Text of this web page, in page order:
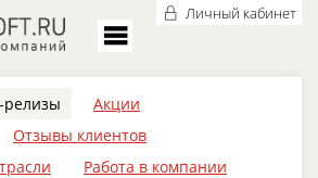
Личный кабинет
релизы
Акции
Отзывы клиентов
Работа в компании